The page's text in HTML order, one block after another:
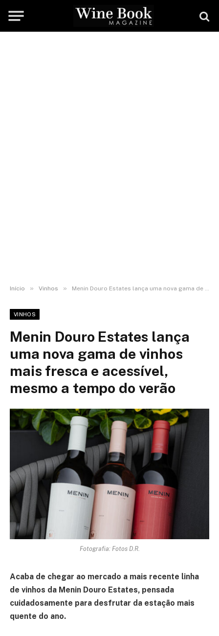
Início » Vinhos » Menin Douro Estates lança uma nova gama de vinhos mais fresca e acessível, mesmo a tempo do verão
VINHOS
Menin Douro Estates lança
uma nova gama de vinhos
mais fresca e acessível,
mesmo a tempo do verão
Fotografia: Fotos D.R.
Acaba de chegar ao mercado a mais recente linha
de vinhos da Menin Douro Estates, pensada
cuidadosamente para desfrutar da estação mais
quente do ano.